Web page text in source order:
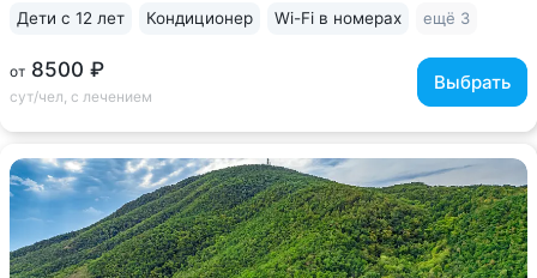
от 8500 ₽
сут/чел, с лечением
Выбрать
Дети с 12 лет Кондиционер Wi-Fi в номерах ещё 3